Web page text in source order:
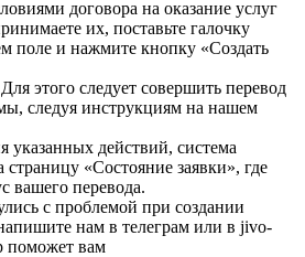
договора на оказание услуг
их, поставьте галочку
поле и нажмите кнопку «Создать
этого следует совершить перевод
следуя инструкциям на нашем
указанных действий, система
страницу «Состояние заявки», где
вашего перевода.
с проблемой при создании
нам в телеграм или в jivo-
поможет вам